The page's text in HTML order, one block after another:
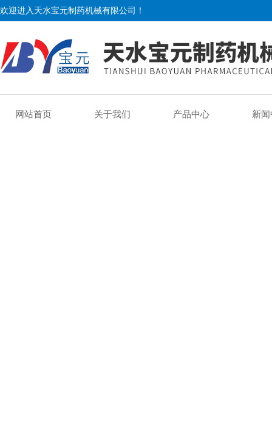
欢迎进入天水宝元制药机械有限公司！
网站首页 关于我们 产品中心 新